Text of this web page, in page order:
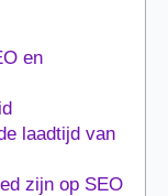
en
laadtijd van
zijn op SEO